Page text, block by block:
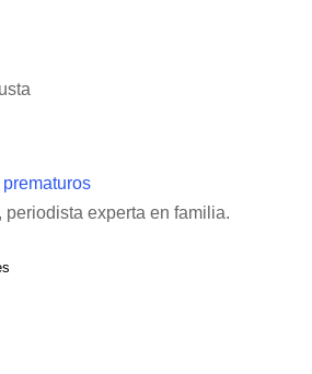
prematuros
periodista experta en familia.